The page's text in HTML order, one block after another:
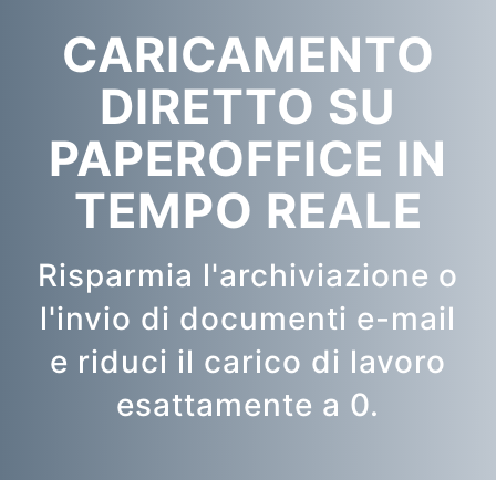
CARICAMENTO
DIRETTO SU
PAPEROFFICE IN
TEMPO REALE
Risparmia l'archiviazione o
l'invio di documenti e-mail
e riduci il carico di lavoro
esattamente a 0.